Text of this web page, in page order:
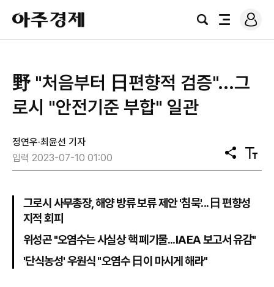
아
주
경
검
전
로
그
野 "처음부터 日편향적 검증"...그
로시 "안전기준 부합" 일관
정연우·최윤선 기자
입력 2023-07-10 01:00
공
유
텍
스
그로시 사무총장, 해양 방류 보류 제안 '침묵'...日 편향성
지적 회피
위성곤 "오염수는 사실상 핵 폐기물...IAEA 보고서 유감"
'단식농성' 우원식 "오염수 日이 마시게 해라"